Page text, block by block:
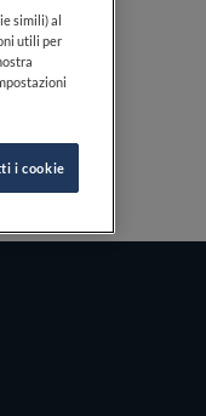
simili) al
utili per
i cookie